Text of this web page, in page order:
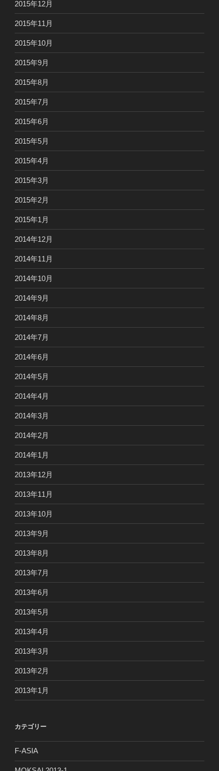
2015年12月
2015年11月
2015年10月
2015年9月
2015年8月
2015年7月
2015年6月
2015年5月
2015年4月
2015年3月
2015年2月
2015年1月
2014年12月
2014年11月
2014年10月
2014年9月
2014年8月
2014年7月
2014年6月
2014年5月
2014年4月
2014年3月
2014年2月
2014年1月
2013年12月
2013年11月
2013年10月
2013年9月
2013年8月
2013年7月
2013年6月
2013年5月
2013年4月
2013年3月
2013年2月
2013年1月
カテゴリー
F-ASIA